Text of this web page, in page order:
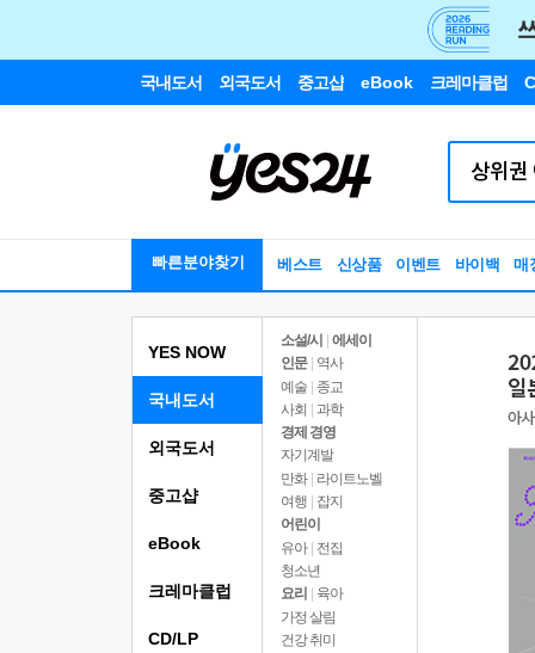
국내도서 외국도서 중고샵 eBook 크레마클럽
빠른분야찾기 베스트 신상품 이벤트 바이백 매
YES NOW
국내도서
소설/시
에세이
인문
역사
예술 | 종교
사회 | 과학
경제 경영
자기계발
만화 | 라이트노벨
여행
잡지
어린이
유아 | 전집
청소년
요리
육아
가정 살림
건강 취미
외국도서
중고샵
eBook
크레마클럽
CD/LP